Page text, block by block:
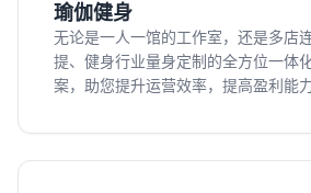
瑜伽健身
无论是一人一馆的工作室，还是多店
提、健身行业量身定制的全方位一体
案，助您提升运营效率，提高盈利能力